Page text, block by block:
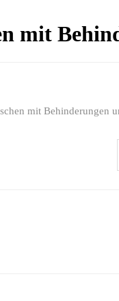
mit
mit Behinderungen